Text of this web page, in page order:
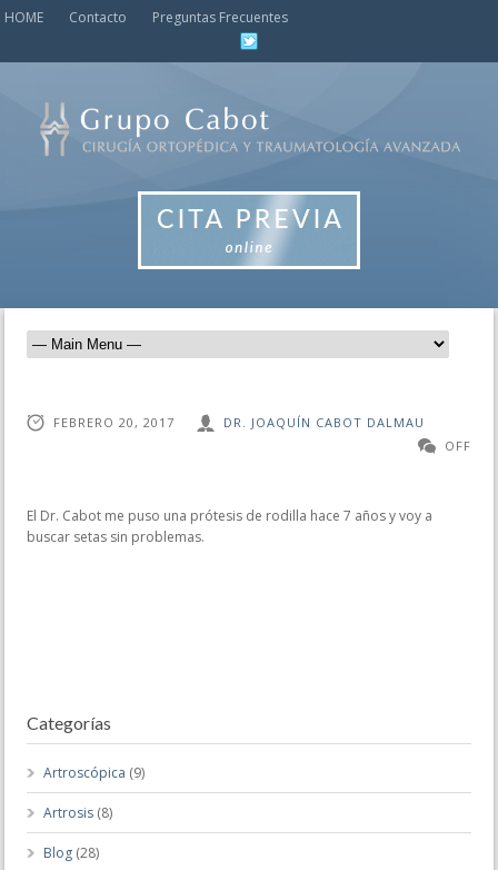
HOME Contacto Preguntas Frecuentes
FEBRERO 20, 2017
DR. JOAQUÍN CABOT DALMAU
OFF
El Dr. Cabot me puso una prótesis de rodilla hace 7 años y voy a
buscar setas sin problemas.
Categorías
Artroscópica (9)
Artrosis (8)
Blog (28)